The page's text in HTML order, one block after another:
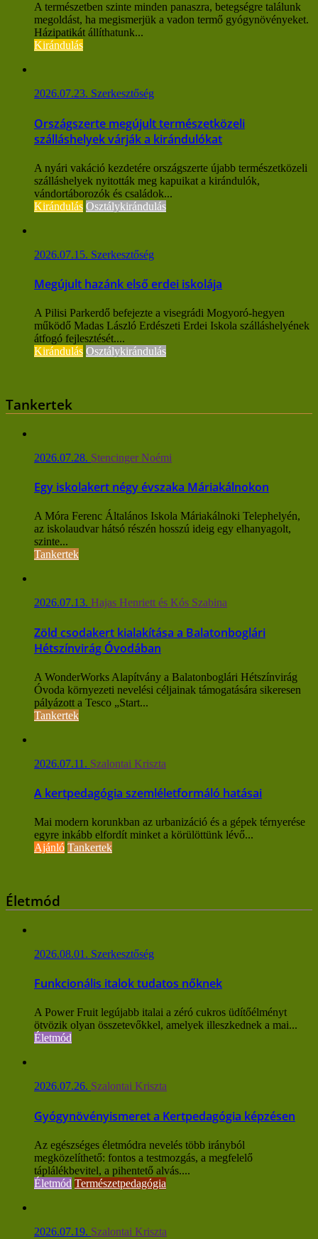
A természetben szinte minden panaszra, betegségre találunk
megoldást, ha megismerjük a vadon termő gyógynövényeket.
Házipatikát állíthatunk...
Kirándulás
2026.07.23. Szerkesztőség
Országszerte megújult természetközeli
szálláshelyek várják a kirándulókat
A nyári vakáció kezdetére országszerte újabb természetközeli
szálláshelyek nyitották meg kapuikat a kirándulók,
vándortáborozók és családok...
Kirándulás Osztálykirándulás
2026.07.15. Szerkesztőség
Megújult hazánk első erdei iskolája
A Pilisi Parkerdő befejezte a visegrádi Mogyoró-hegyen
működő Madas László Erdészeti Erdei Iskola szálláshelyének
átfogó fejlesztését....
Kirándulás Osztálykirándulás
Tankertek
2026.07.28. Stencinger Noémi
Egy iskolakert négy évszaka Máriakálnokon
A Móra Ferenc Általános Iskola Máriakálnoki Telephelyén,
az iskolaudvar hátsó részén hosszú ideig egy elhanyagolt,
szinte...
Tankertek
2026.07.13. Hajas Henriett és Kós Szabina
Zöld csodakert kialakítása a Balatonboglári
Hétszínvirág Óvodában
A WonderWorks Alapítvány a Balatonboglári Hétszínvirág
Óvoda környezeti nevelési céljainak támogatására sikeresen
pályázott a Tesco „Start...
Tankertek
2026.07.11. Szalontai Kriszta
A kertpedagógia szemléletformáló hatásai
Mai modern korunkban az urbanizáció és a gépek térnyerése
egyre inkább elfordít minket a körülöttünk lévő...
Ajánló Tankertek
Életmód
2026.08.01. Szerkesztőség
Funkcionális italok tudatos nőknek
A Power Fruit legújabb italai a zéró cukros üdítőélményt
ötvözik olyan összetevőkkel, amelyek illeszkednek a mai...
Életmód
2026.07.26. Szalontai Kriszta
Gyógynövényismeret a Kertpedagógia képzésen
Az egészséges életmódra nevelés több irányból
megközelíthető: fontos a testmozgás, a megfelelő
táplálékbevitel, a pihentető alvás....
Életmód Természetpedagógia
2026.07.19. Szalontai Kriszta